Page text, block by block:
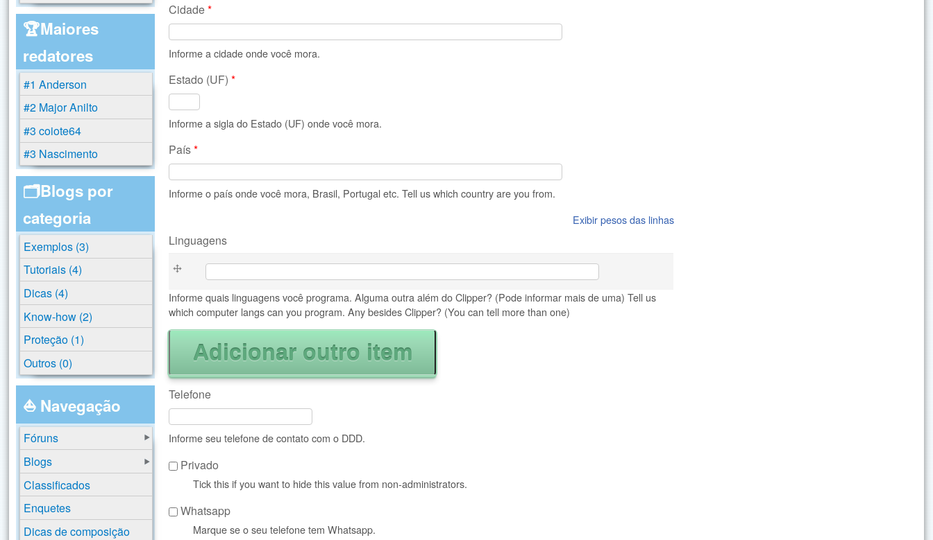
Cidade*
Informe a cidade onde você mora.
Estado (UF)*
Informe a sigla do Estado (UF) onde você mora.
País*
Informe o país onde você mora, Brasil, Portugal etc. Tell us which country are you from.
Exibir pesos das linhas
Linguagens
Linguagens
Informe quais linguagens você programa. Alguma outra além do Clipper? (Pode informar mais de uma) Tell us
which computer langs can you program. Any besides Clipper? (You can tell more than one)
Telefone
Informe seu telefone de contato com o DDD.
Privado
Tick this if you want to hide this value from non-administrators.
Whatsapp
Marque se o seu telefone tem Whatsapp.
🏆Maiores
redatores
#1 Anderson
#2 Major Anilto
#3 coiote64
#3 Nascimento
🗂️Blogs por
categoria
Exemplos (3)
Tutoriais (4)
Dicas (4)
Know-how (2)
Proteção (1)
Outros (0)
⛵ Navegação
Fóruns
Blogs
Classificados
Enquetes
Dicas de composição